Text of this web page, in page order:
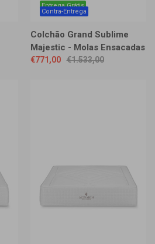
Entrega Grátis
Contra-Entrega
Colchão Grand Sublime
Majestic - Molas Ensacadas
€771,00 €1.533,00